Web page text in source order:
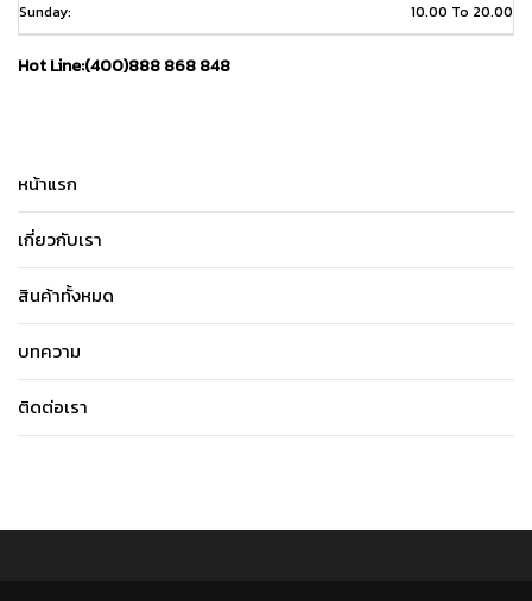
Sunday: 10.00 To 20.00
Hot Line:(400)888 868 848
หน้าแรก
เกี่ยวกับเรา
สินค้าทั้งหมด
บทความ
ติดต่อเรา